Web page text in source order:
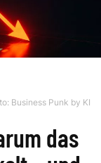
Business Punk by KI
das